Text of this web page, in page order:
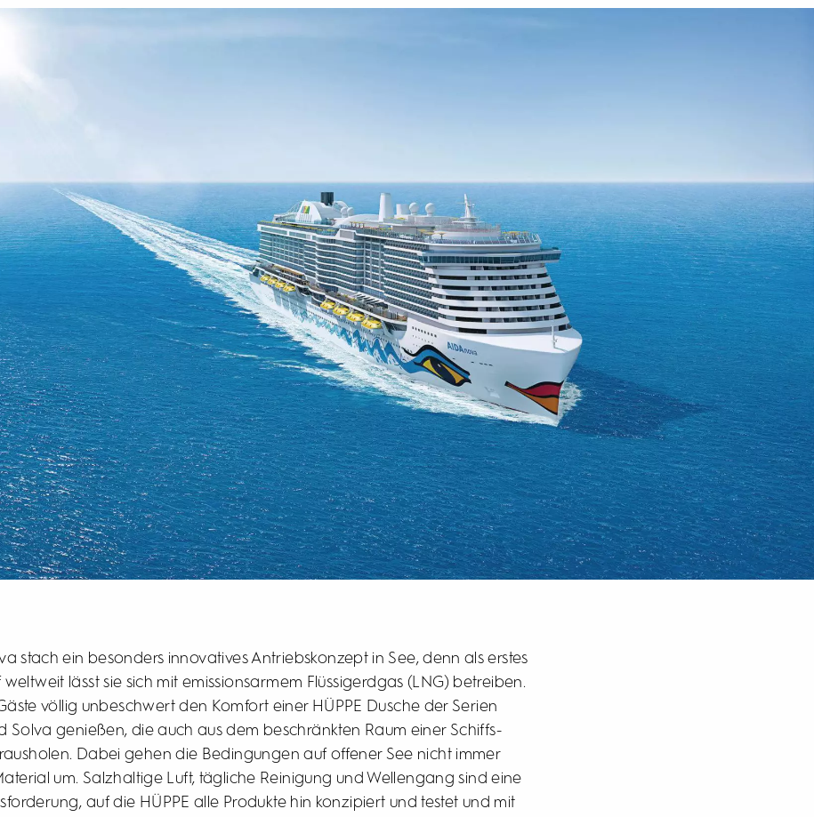
stach ein besonders innovatives Antriebskonzept in See, denn als erstes
lässt sie sich mit emissionsarmem Flüssigerdgas (LNG) betreiben.
völlig unbeschwert den Komfort einer HÜPPE Dusche der Serien
Solva genießen, die auch aus dem beschränkten Raum einer Schiffs-
Dabei gehen die Bedingungen auf offener See nicht immer
um. Salzhaltige Luft, tägliche Reinigung und Wellengang sind eine
auf die HÜPPE alle Produkte hin konzipiert und testet und mit